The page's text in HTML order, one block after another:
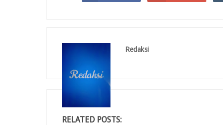
Redaksi
RELATED POSTS: